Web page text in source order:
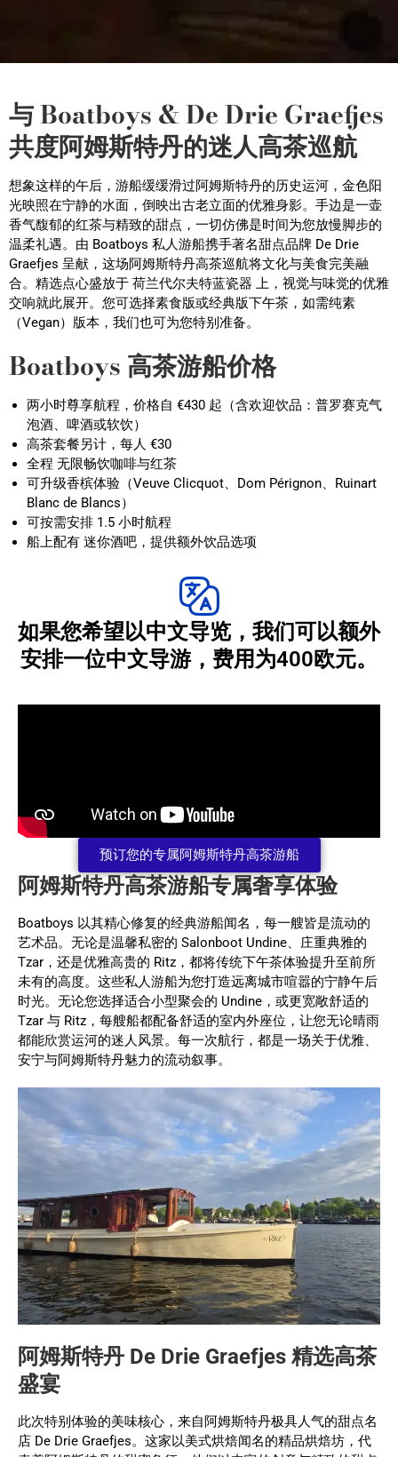
与 Boatboys & De Drie Graefjes
共度阿姆斯特丹的迷人高茶巡航
想象这样的午后，游船缓缓滑过阿姆斯特丹的历史运河，金色阳
光映照在宁静的水面，倒映出古老立面的优雅身影。手边是一壶
香气馥郁的红茶与精致的甜点，一切仿佛是时间为您放慢脚步的
温柔礼遇。由 Boatboys 私人游船携手著名甜点品牌 De Drie
Graefjes 呈献，这场阿姆斯特丹高茶巡航将文化与美食完美融
合。精选点心盛放于 荷兰代尔夫特蓝瓷器 上，视觉与味觉的优雅
交响就此展开。您可选择素食版或经典版下午茶，如需纯素
（Vegan）版本，我们也可为您特别准备。
Boatboys 高茶游船价格
两小时尊享航程，价格自 €430 起（含欢迎饮品：普罗赛克气
泡酒、啤酒或软饮）
高茶套餐另计，每人 €30
全程 无限畅饮咖啡与红茶
可升级香槟体验（Veuve Clicquot、Dom Pérignon、Ruinart
Blanc de Blancs）
可按需安排 1.5 小时航程
船上配有 迷你酒吧，提供额外饮品选项
如果您希望以中文导览，我们可以额外
安排一位中文导游，费用为400欧元。
预订您的专属阿姆斯特丹高茶游船
阿姆斯特丹高茶游船专属奢享体验
Boatboys 以其精心修复的经典游船闻名，每一艘皆是流动的
艺术品。无论是温馨私密的 Salonboot Undine、庄重典雅的
Tzar，还是优雅高贵的 Ritz，都将传统下午茶体验提升至前所
未有的高度。这些私人游船为您打造远离城市喧嚣的宁静午后
时光。无论您选择适合小型聚会的 Undine，或更宽敞舒适的
Tzar 与 Ritz，每艘船都配备舒适的室内外座位，让您无论晴雨
都能欣赏运河的迷人风景。每一次航行，都是一场关于优雅、
安宁与阿姆斯特丹魅力的流动叙事。
阿姆斯特丹 De Drie Graefjes 精选高茶
盛宴
此次特别体验的美味核心，来自阿姆斯特丹极具人气的甜点名
店 De Drie Graefjes。这家以美式烘焙闻名的精品烘焙坊，代